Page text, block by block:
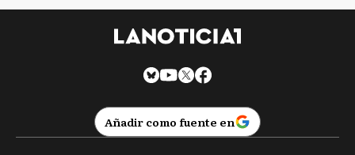
Añadir como fuente en